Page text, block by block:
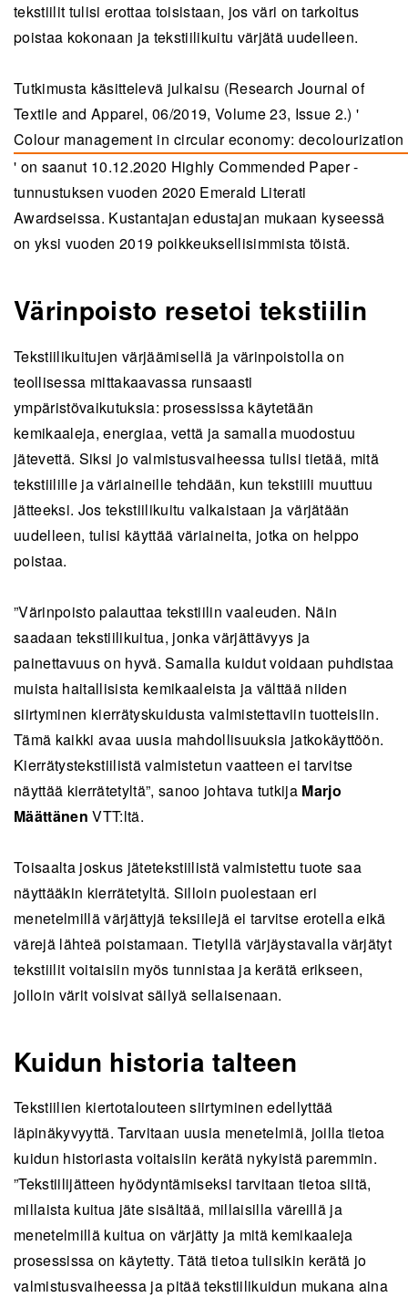
tekstiilit tulisi erottaa toisistaan, jos väri on tarkoitus
poistaa kokonaan ja tekstiilikuitu värjätä uudelleen.
Tutkimusta käsittelevä julkaisu (Research Journal of
Textile and Apparel, 06/2019, Volume 23, Issue 2.) '
Colour management in circular economy:
(opens in a new tab)
' on saanut 10.12.2020 Highly Commended Paper -
tunnustuksen vuoden 2020 Emerald Literati
Awardseissa. Kustantajan edustajan mukaan kyseessä
on yksi vuoden 2019 poikkeuksellisimmista töistä.
Värinpoisto resetoi tekstiilin
Tekstiilikuitujen värjäämisellä ja värinpoistolla on
teollisessa mittakaavassa runsaasti
ympäristövaikutuksia: prosessissa käytetään
kemikaaleja, energiaa, vettä ja samalla muodostuu
jätevettä. Siksi jo valmistusvaiheessa tulisi tietää, mitä
tekstiilille ja väriaineille tehdään, kun tekstiili muuttuu
jätteeksi. Jos tekstiilikuitu valkaistaan ja värjätään
uudelleen, tulisi käyttää väriaineita, jotka on helppo
poistaa.
”Värinpoisto palauttaa tekstiilin vaaleuden. Näin
saadaan tekstiilikuitua, jonka värjättävyys ja
painettavuus on hyvä. Samalla kuidut voidaan puhdistaa
muista haitallisista kemikaaleista ja välttää niiden
siirtyminen kierrätyskuidusta valmistettaviin tuotteisiin.
Tämä kaikki avaa uusia mahdollisuuksia jatkokäyttöön.
Kierrätystekstiilistä valmistetun vaatteen ei tarvitse
näyttää kierrätetyltä”, sanoo johtava tutkija Marjo
MäättänenVTT:ltä.
Toisaalta joskus jätetekstiilistä valmistettu tuote saa
näyttääkin kierrätetyltä. Silloin puolestaan eri
menetelmillä värjättyjä teksiilejä ei tarvitse erotella eikä
värejä lähteä poistamaan. Tietyllä värjäystavalla värjätyt
tekstiilit voitaisiin myös tunnistaa ja kerätä erikseen,
jolloin värit voisivat säilyä sellaisenaan.
Kuidun historia talteen
Tekstiilien kiertotalouteen siirtyminen edellyttää
läpinäkyvyyttä. Tarvitaan uusia menetelmiä, joilla tietoa
kuidun historiasta voitaisiin kerätä nykyistä paremmin.
”Tekstiilijätteen hyödyntämiseksi tarvitaan tietoa siitä,
millaista kuitua jäte sisältää, millaisilla väreillä ja
menetelmillä kuitua on värjätty ja mitä kemikaaleja
prosessissa on käytetty. Tätä tietoa tulisikin kerätä jo
valmistusvaiheessa ja pitää tekstiilikuidun mukana aina